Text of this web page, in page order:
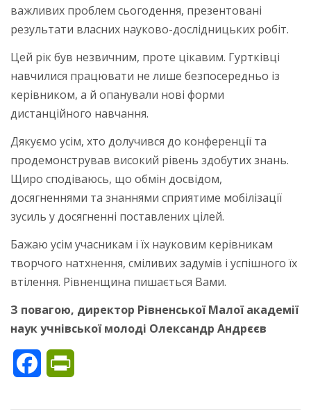
важливих проблем сьогодення, презентовані
результати власних науково-дослідницьких робіт.
Цей рік був незвичним, проте цікавим. Гуртківці
навчилися працювати не лише безпосередньо із
керівником, а й опанували нові форми
дистанційного навчання.
Дякуємо усім, хто долучився до конференції та
продемонстрував високий рівень здобутих знань.
Щиро сподіваюсь, що обмін досвідом,
досягненнями та знаннями сприятиме мобілізації
зусиль у досягненні поставлених цілей.
Бажаю усім учасникам і їх науковим керівникам
творчого натхнення, сміливих задумів і успішного їх
втілення. Рівненщина пишається Вами.
З повагою, директор Рівненської Малої академії
наук учнівської молоді Олександр Андрєєв
Facebook